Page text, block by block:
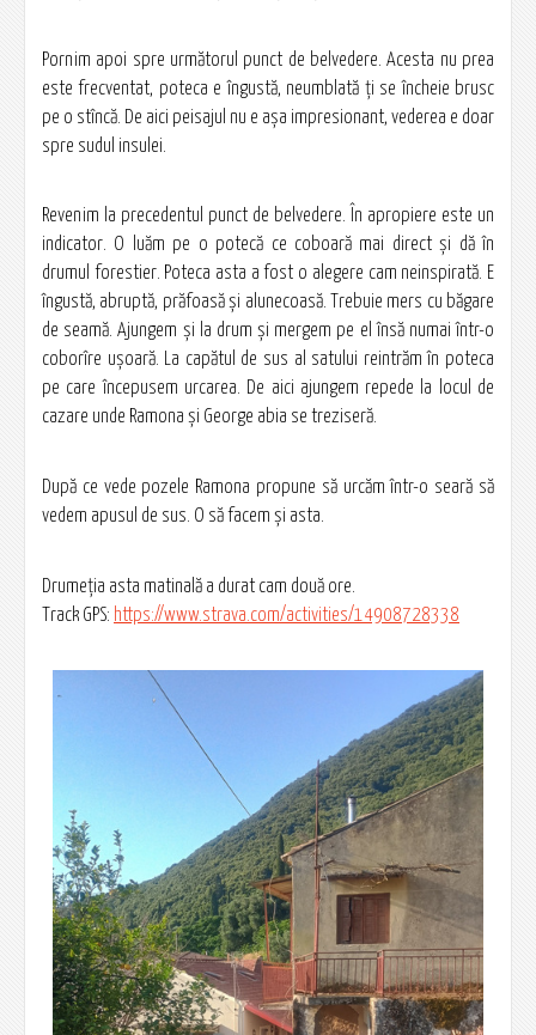
Pornim apoi spre următorul punct de belvedere. Acesta nu prea
este frecventat, poteca e îngustă, neumblată ți se încheie brusc
pe o stîncă. De aici peisajul nu e așa impresionant, vederea e doar
spre sudul insulei.
Revenim la precedentul punct de belvedere. În apropiere este un
indicator. O luăm pe o potecă ce coboară mai direct și dă în
drumul forestier. Poteca asta a fost o alegere cam neinspirată. E
îngustă, abruptă, prăfoasă și alunecoasă. Trebuie mers cu băgare
de seamă. Ajungem și la drum și mergem pe el însă numai într-o
coborîre ușoară. La capătul de sus al satului reintrăm în poteca
pe care începusem urcarea. De aici ajungem repede la locul de
cazare unde Ramona și George abia se treziseră.
După ce vede pozele Ramona propune să urcăm într-o seară să
vedem apusul de sus. O să facem și asta.
Drumeția asta matinală a durat cam două ore.
Track GPS: https://www.strava.com/activities/14908728338